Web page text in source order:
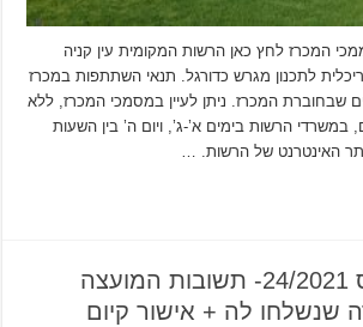
בסממכי המכרז לחץ כאן הרשות המקומית עין קניה
לתכנון מגרש כדורגל. תנאי השתתפות במכרז
שבחוברת המכרז. ניתן לעיין במסמכי המכרז, ללא
הרשות בימים א’-ג’, ויום ה’ בין השעות
מכרז פומבי מס 24/2021- תשובות המועצה
שנשלחו לה + אישור קיום